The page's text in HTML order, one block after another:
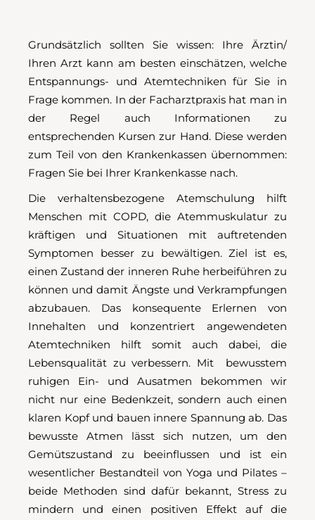
Grundsätzlich sollten Sie wissen: Ihre Ärztin/
Ihren Arzt kann am besten einschätzen, welche
Entspannungs- und Atemtechniken für Sie in
Frage kommen. In der Facharztpraxis hat man in
der Regel auch Informationen zu
entsprechenden Kursen zur Hand. Diese werden
zum Teil von den Krankenkassen übernommen:
Fragen Sie bei Ihrer Krankenkasse nach.
Die verhaltensbezogene Atemschulung hilft
Menschen mit COPD, die Atemmuskulatur zu
kräftigen und Situationen mit auftretenden
Symptomen besser zu bewältigen. Ziel ist es,
einen Zustand der inneren Ruhe herbeiführen zu
können und damit Ängste und Verkrampfungen
abzubauen. Das konsequente Erlernen von
Innehalten und konzentriert angewendeten
Atemtechniken hilft somit auch dabei, die
Lebensqualität zu verbessern. Mit bewusstem
ruhigen Ein- und Ausatmen bekommen wir
nicht nur eine Bedenkzeit, sondern auch einen
klaren Kopf und bauen innere Spannung ab. Das
bewusste Atmen lässt sich nutzen, um den
Gemütszustand zu beeinflussen und ist ein
wesentlicher Bestandteil von Yoga und Pilates –
beide Methoden sind dafür bekannt, Stress zu
mindern und einen positiven Effekt auf die